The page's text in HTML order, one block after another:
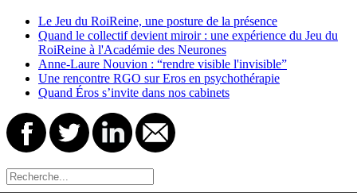
Le Jeu du RoiReine, une posture de la présence
Quand le collectif devient miroir : une expérience du Jeu du
RoiReine à l'Académie des Neurones
Anne-Laure Nouvion : “rendre visible l'invisible”
Une rencontre RGO sur Eros en psychothérapie
Quand Éros s’invite dans nos cabinets